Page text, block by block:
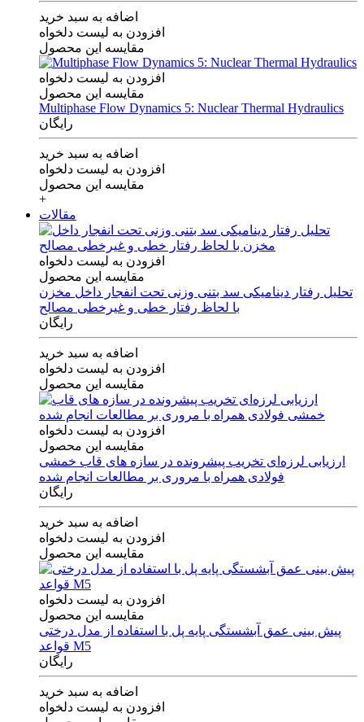
اضافه به سبد خرید
افزودن به لیست دلخواه
مقایسه این محصول
افزودن به لیست دلخواه
مقایسه این محصول
Multiphase Flow Dynamics 5: Nuclear Thermal Hydraulics
رایگان
اضافه به سبد خرید
افزودن به لیست دلخواه
مقایسه این محصول
+
مقالات
افزودن به لیست دلخواه
مقایسه این محصول
تحلیل رفتار دینامیکی سد بتنی وزنی تحت انفجار داخل مخزن
با لحاظ رفتار خطی و غیرخطی مصالح
رایگان
اضافه به سبد خرید
افزودن به لیست دلخواه
مقایسه این محصول
افزودن به لیست دلخواه
مقایسه این محصول
ارزیابی لرزه‌ای تخریب پیشرونده در سازه های قاب خمشی
فولادی همراه با مروری بر مطالعات انجام شده
رایگان
اضافه به سبد خرید
افزودن به لیست دلخواه
مقایسه این محصول
افزودن به لیست دلخواه
مقایسه این محصول
پیش بینی عمق آبشستگی پایه پل با استفاده از مدل درختی
قواعد M5
رایگان
اضافه به سبد خرید
افزودن به لیست دلخواه